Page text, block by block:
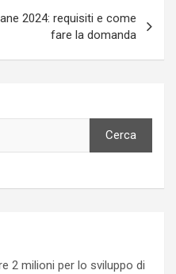
2024: requisiti e come
fare la domanda
Cerca
2 milioni per lo sviluppo di